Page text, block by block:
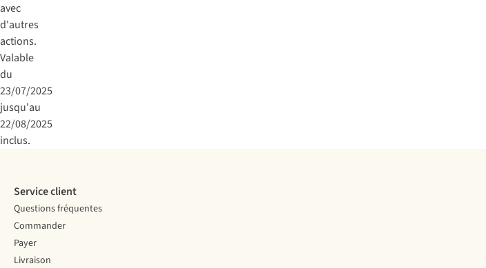
avec
d'autres
actions.
Valable
du
23/07/2025
jusqu'au
22/08/2025
inclus.
Service client
Questions fréquentes
Commander
Payer
Livraison